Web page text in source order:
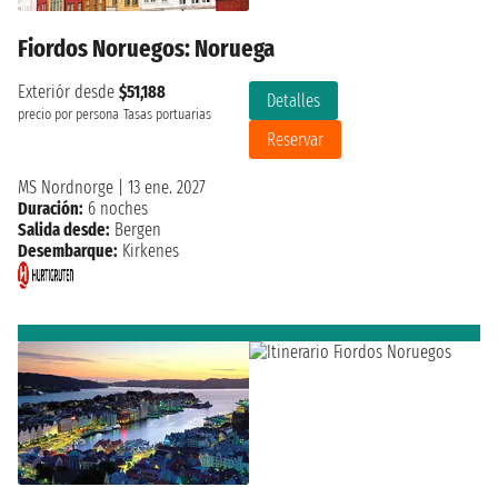
Fiordos Noruegos: Noruega
Exteriór desde $51,188
precio por persona Tasas portuarias
Detalles
Reservar
MS Nordnorge
13 ene. 2027
Duración: 6 noches
Salida desde: Bergen
Desembarque: Kirkenes